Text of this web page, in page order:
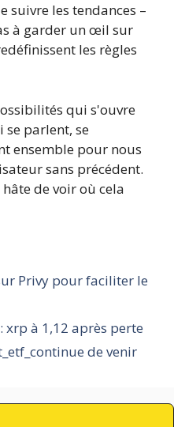
suivre les tendances –
à garder un œil sur
les règles
qui s'ouvre
se parlent, se
ensemble pour nous
sans précédent.
hâte de voir où cela
Privy pour faciliter le
xrp à 1,12 après perte
de venir